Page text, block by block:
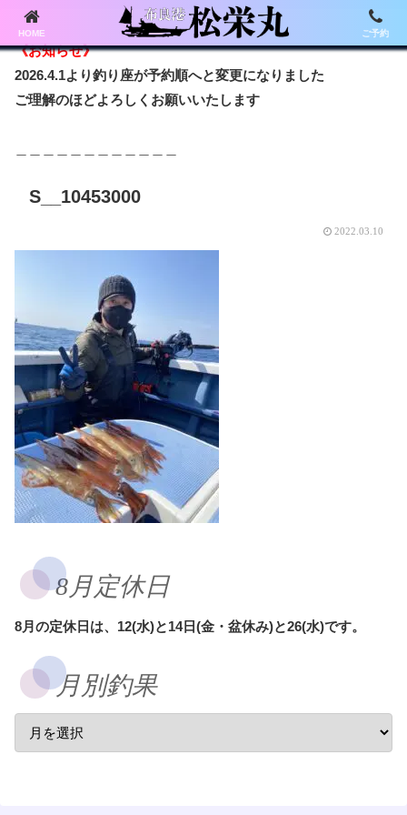
《お知らせ》
2026.4.1より釣り座が予約順へと変更になりました
ご理解のほどよろしくお願いいたします
S__10453000
2022.03.10
8月定休日
8月の定休日は、12(水)と14日(金・盆休み)と26(水)です。
月別釣果
HOME ご予約